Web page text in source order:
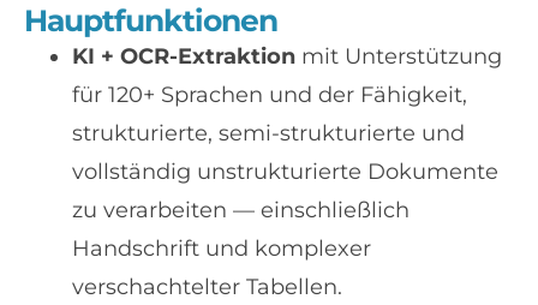
Hauptfunktionen
KI + OCR-Extraktion mit Unterstützung
für 120+ Sprachen und der Fähigkeit,
strukturierte, semi-strukturierte und
vollständig unstrukturierte Dokumente
zu verarbeiten — einschließlich
Handschrift und komplexer
verschachtelter Tabellen.